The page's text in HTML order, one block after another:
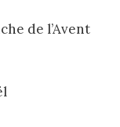
de l’Avent